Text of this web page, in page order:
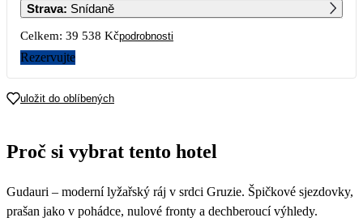
8
22
20 679
Strava: Snídaně
Celkem: 39 538 Kčpodrobnosti
Rezervujte
uložit do oblíbených
Proč si vybrat tento hotel
Gudauri – moderní lyžařský ráj v srdci Gruzie. Špičkové sjezdovky,
prašan jako v pohádce, nulové fronty a dechberoucí výhledy.